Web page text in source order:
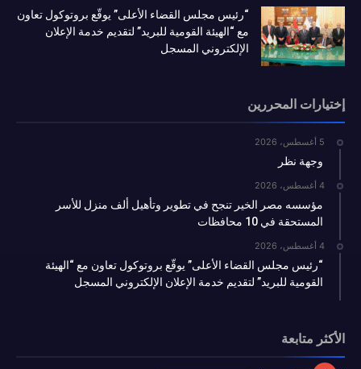
“رئيس مجلس القضاء الأعلى” يوقّع بروتوكول تعاون
مع “الهيئة القومية للبريد” لتقديم خدمة الإعلان
الإلكتروني المسجل
إختيارات المحررين
5 أغسطس، 2026
وجهة نظر
4 أغسطس، 2026
مؤسسه مصر الخير تنجح في تطوير وتأهيل ألف منزل للأسر
المستحقة في 10 محافظات
4 أغسطس، 2026
“رئيس مجلس القضاء الأعلى” يوقّع بروتوكول تعاون مع “الهيئة
القومية للبريد” لتقديم خدمة الإعلان الإلكتروني المسجل
الأكثر متابعة